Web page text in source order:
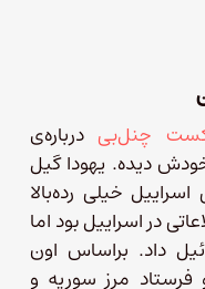
چنل‌بی درباره‌ی
دیده. یهودا گیل
خیلی رده‌بالا
در اسراییل بود اما
داد. براساس اون
نیرو فرستاد مرز سوریه و